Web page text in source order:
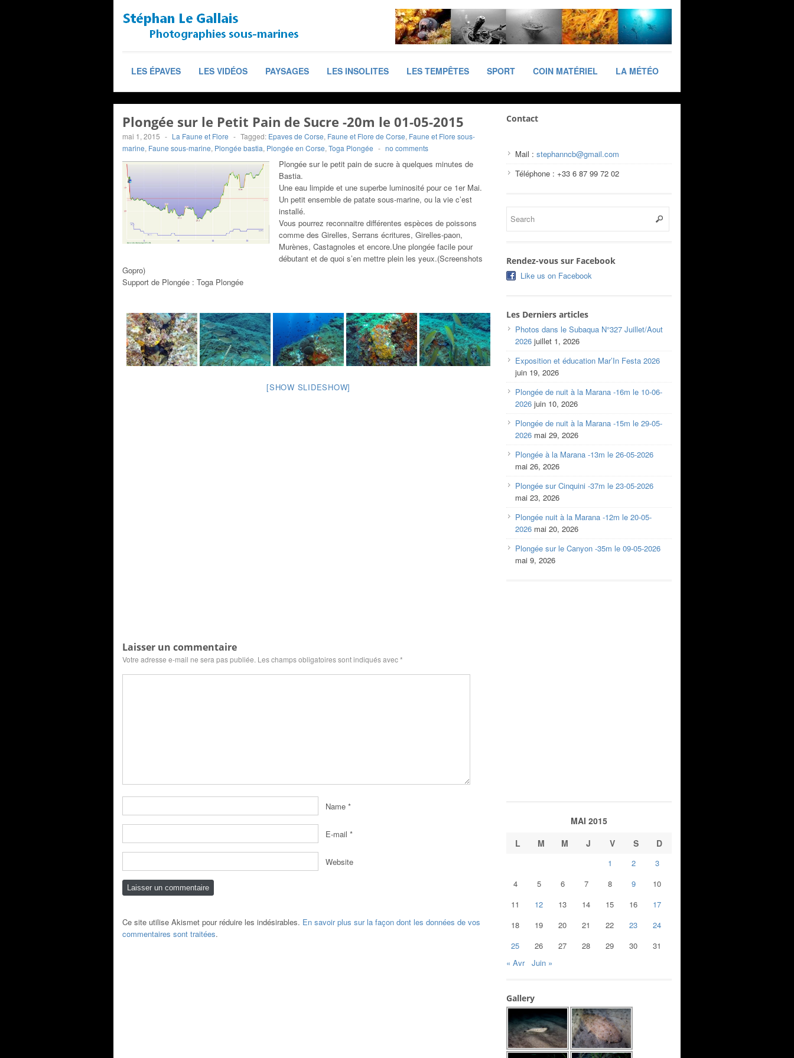
LES ÉPAVES LES VIDÉOS PAYSAGES LES INSOLITES LES TEMPÊTES SPORT COIN MATÉRIEL LA MÉTÉO
Plongée sur le Petit Pain de Sucre -20m le 01-05-2015
mai 1, 2015 - La Faune et Flore - Tagged: Epaves de Corse, Faune et Flore de Corse, Faune et Flore sous-
marine, Faune sous-marine, Plongée bastia, Plongée en Corse, Toga Plongée - no comments
Plongée sur le petit pain de sucre à quelques minutes de
Bastia.
Une eau limpide et une superbe luminosité pour ce 1er Mai.
Un petit ensemble de patate sous-marine, ou la vie c’est
installé.
Vous pourrez reconnaitre différentes espèces de poissons
comme des Girelles, Serrans écritures, Girelles-paon,
Murènes, Castagnoles et encore.Une plongée facile pour
débutant et de quoi s’en mettre plein les yeux.(Screenshots
Gopro)
Support de Plongée : Toga Plongée
[SHOW SLIDESHOW]
Laisser un commentaire
Votre adresse e-mail ne sera pas publiée. Les champs obligatoires sont indiqués avec*
Name *
E-mail *
Website
Ce site utilise Akismet pour réduire les indésirables. En savoir plus sur la façon dont les données de vos
commentaires sont traitées.
Contact
Mail : stephanncb@gmail.com
Téléphone : +33 6 87 99 72 02
Rendez-vous sur Facebook
Like us on Facebook
Les Derniers articles
Photos dans le Subaqua N°327 Juillet/Aout
2026 juillet 1, 2026
Exposition et éducation Mar’In Festa 2026
juin 19, 2026
Plongée de nuit à la Marana -16m le 10-06-
2026 juin 10, 2026
Plongée de nuit à la Marana -15m le 29-05-
2026 mai 29, 2026
Plongée à la Marana -13m le 26-05-2026
mai 26, 2026
Plongée sur Cinquini -37m le 23-05-2026
mai 23, 2026
Plongée nuit à la Marana -12m le 20-05-
2026 mai 20, 2026
Plongée sur le Canyon -35m le 09-05-2026
mai 9, 2026
MAI 2015
L
M M J V S D
1 2
3
4
5 6 7 8 9
10
11
12 13 14 15 16
17
18
19 20 21 22 23
24
25
26 27 28 29 30
31
« Avr
Juin »
Gallery